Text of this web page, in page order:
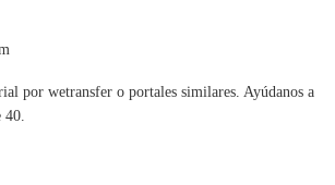
por wetransfer o portales similares. Ayúdanos a
40.